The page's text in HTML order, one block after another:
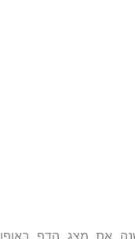
את מצג הדף באופן